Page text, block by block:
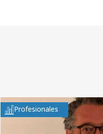
Profesionales